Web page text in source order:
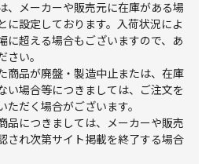
、メーカーや販売元に在庫がある場
に設定しております。入荷状況によ
に超える場合もございますので、あ
い。
商品が廃盤・製造中止または、在庫
い場合等につきましては、ご注文を
ただく場合がございます。
品につきましては、メーカーや販売
され次第サイト掲載を終了する場合